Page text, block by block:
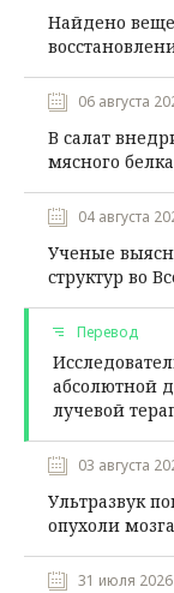
Найдено
06 августа
В салат
мясного белка
04 августа
Ученые
структур во
Перевод
абсолютной
лучевой
03 августа
Ультразвук
опухоли мозга
31 июля